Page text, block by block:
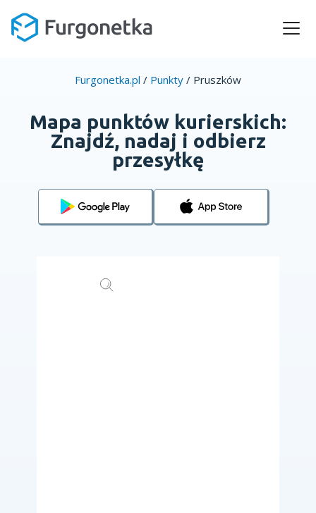
Furgonetka.pl / Punkty / Pruszków
Mapa punktów kurierskich:
Znajdź, nadaj i odbierz
przesyłkę